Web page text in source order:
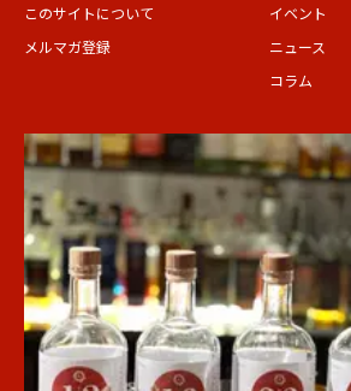
このサイトについて
メルマガ登録
イベント
ニュース
コラム